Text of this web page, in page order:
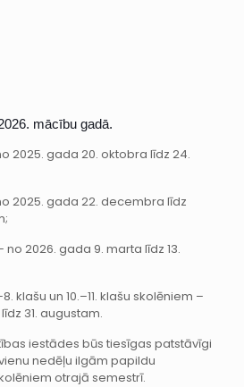
mācību gadā.
2025. gada 20. oktobra līdz 24.
2025. gada 22. decembra līdz
2026. gada 9. marta līdz 13.
klašu un 10.–11. klašu skolēniem –
31. augustam.
iestādes būs tiesīgas patstāvīgi
nedēļu ilgām papildu
otrajā semestrī.